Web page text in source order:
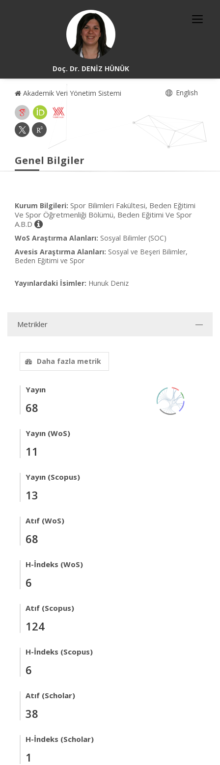
Doç. Dr. DENİZ HÜNÜK
Akademik Veri Yönetim Sistemi English
Genel Bilgiler
Kurum Bilgileri: Spor Bilimleri Fakültesi, Beden Eğitimi
Ve Spor Öğretmenliği Bölümü, Beden Eğitimi Ve Spor
A.B.D
WoS Araştırma Alanları: Sosyal Bilimler (SOC)
Avesis Araştırma Alanları: Sosyal ve Beşeri Bilimler,
Beden Eğitimi ve Spor
Yayınlardaki İsimler: Hunuk Deniz
Metrikler
Daha fazla metrik
Yayın
68
Yayın (WoS)
11
Yayın (Scopus)
13
Atıf (WoS)
68
H-İndeks (WoS)
6
Atıf (Scopus)
124
H-İndeks (Scopus)
6
Atıf (Scholar)
38
H-İndeks (Scholar)
1